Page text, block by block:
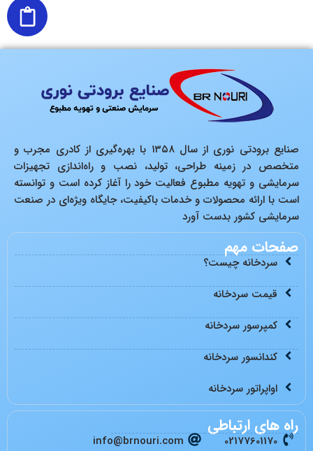
صنایع برودتی نوری از سال ۱۳۵۸ با بهره‌گیری از کادری مجرب و
متخصص در زمینه طراحی، تولید، نصب و راه‌اندازی تجهیزات
سرمایشی و تهویه مطبوع فعالیت خود را آغاز کرده است و توانسته
است با ارائه محصولات و خدمات باکیفیت، جایگاه ویژه‌ای در صنعت
سرمایشی کشور بدست آورد
صفحات مهم
سردخانه چیست؟
قیمت سردخانه
کمپرسور سردخانه
کندانسور سردخانه
اواپراتور سردخانه
راه های ارتباطی
02177601170
info@brnouri.com